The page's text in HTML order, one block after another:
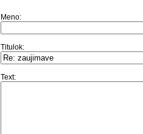
Meno:
Titulok:
Text: